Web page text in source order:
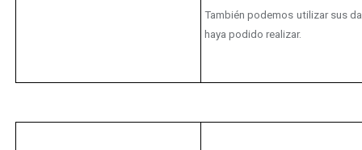
También podemos utilizar sus
haya podido realizar.